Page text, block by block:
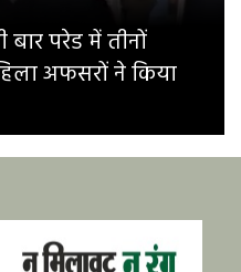
परेड में तीनों
अफसरों ने किया